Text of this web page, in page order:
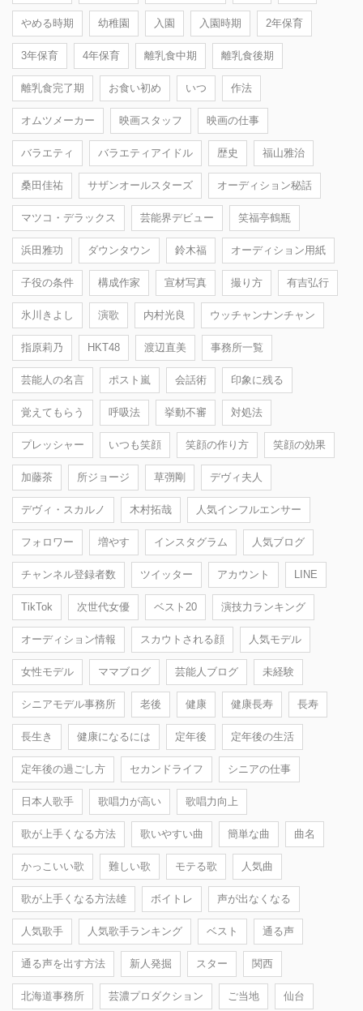
やめる時期 幼稚園 入園 入園時期 2年保育
3年保育 4年保育 離乳食中期 離乳食後期
離乳食完了期 お食い初め いつ 作法
オムツメーカー 映画スタッフ 映画の仕事
バラエティ バラエティアイドル 歴史 福山雅治
桑田佳祐 サザンオールスターズ オーディション秘話
マツコ・デラックス 芸能界デビュー 笑福亭鶴瓶
浜田雅功 ダウンタウン 鈴木福 オーディション用紙
子役の条件 構成作家 宣材写真 撮り方 有吉弘行
氷川きよし 演歌 内村光良 ウッチャンナンチャン
指原莉乃 HKT48 渡辺直美 事務所一覧
芸能人の名言 ポスト嵐 会話術 印象に残る
覚えてもらう 呼吸法 挙動不審 対処法
プレッシャー いつも笑顔 笑顔の作り方 笑顔の効果
加藤茶 所ジョージ 草彅剛 デヴィ夫人
デヴィ・スカルノ 木村拓哉 人気インフルエンサー
フォロワー 増やす インスタグラム 人気ブログ
チャンネル登録者数 ツイッター アカウント LINE
TikTok 次世代女優 ベスト20 演技力ランキング
オーディション情報 スカウトされる顔 人気モデル
女性モデル ママブログ 芸能人ブログ 未経験
シニアモデル事務所 老後 健康 健康長寿 長寿
長生き 健康になるには 定年後 定年後の生活
定年後の過ごし方 セカンドライフ シニアの仕事
日本人歌手 歌唱力が高い 歌唱力向上
歌が上手くなる方法 歌いやすい曲 簡単な曲 曲名
かっこいい歌 難しい歌 モテる歌 人気曲
歌が上手くなる方法雄 ボイトレ 声が出なくなる
人気歌手 人気歌手ランキング ベスト 通る声
通る声を出す方法 新人発掘 スター 関西
北海道事務所 芸濃プロダクション ご当地 仙台